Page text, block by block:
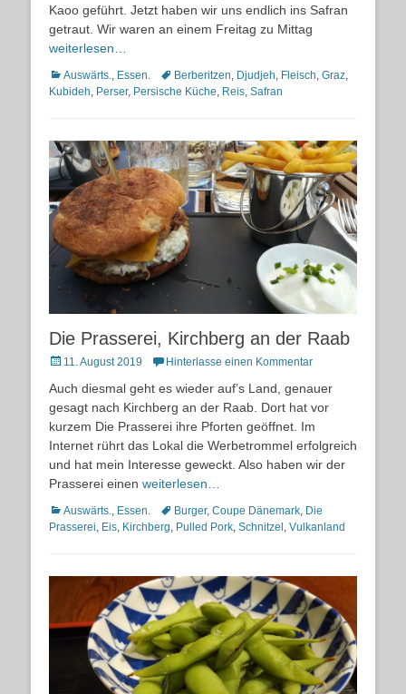
Kaoo geführt. Jetzt haben wir uns endlich ins Safran
getraut. Wir waren an einem Freitag zu Mittag
weiterlesen…
Kategorien
Auswärts. Essen. Schlagworte
Berberitzen Djudjeh Fleisch Graz
Kubideh Perser, Persische Küche Reis Safran
Die Prasserei, Kirchberg an der Raab
Posted
11. August 2019 Hinterlasse einen Kommentar
Auch diesmal geht es wieder auf’s Land, genauer
gesagt nach Kirchberg an der Raab. Dort hat vor
kurzem Die Prasserei ihre Pforten geöffnet. Im
Internet rührt das Lokal die Werbetrommel erfolgreich
und hat mein Interesse geweckt. Also haben wir der
Prasserei einen weiterlesen…
Kategorien
Auswärts., Essen. Schlagworte
Burger, Coupe Dänemark, Die
Prasserei, Eis, Kirchberg, Pulled Pork, Schnitzel , Vulkanland